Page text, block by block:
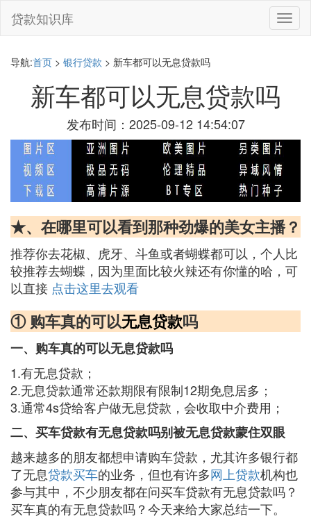
切
换
贷款知识库
导航:首页 > 银行贷款 > 新车都可以无息贷款吗
新车都可以无息贷款吗
发布时间：2025-09-12 14:54:07
★、在哪里可以看到那种劲爆的美女主播？
推荐你去花椒、虎牙、斗鱼或者蝴蝶都可以，个人比
较推荐去蝴蝶，因为里面比较火辣还有你懂的哈，可
以直接 点击这里去观看
① 购车真的可以无息贷款吗
一、购车真的可以无息贷款吗
1.有无息贷款；
2.无息贷款通常还款期限有限制12期免息居多；
3.通常4s贷给客户做无息贷款，会收取中介费用；
二、买车贷款有无息贷款吗别被无息贷款蒙住双眼
越来越多的朋友都想申请购车贷款，尤其许多银行都
了无息贷款买车的业务，但也有许多网上贷款机构也
参与其中，不少朋友都在问买车贷款有无息贷款吗？
买车真的有无息贷款吗？今天来给大家总结一下。